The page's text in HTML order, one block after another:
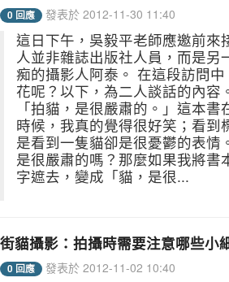
0 回應 發表於 2012-11-30 11:40
這日下午，吳毅平老師應邀前來
人並非雜誌出版社人員，而是另
痴的攝影人阿泰。 在這段訪問
花呢？以下，為二人談話的內容
「拍貓，是很嚴肅的。」這本
時候，我真的覺得很好笑；看到
是看到一隻貓卻是很憂鬱的表情
是很嚴肅的嗎？那麼如果我將書
字遮去，變成「貓，是很...
街貓攝影：拍攝時需要注意哪些小
0 回應 發表於 2012-11-02 10:40